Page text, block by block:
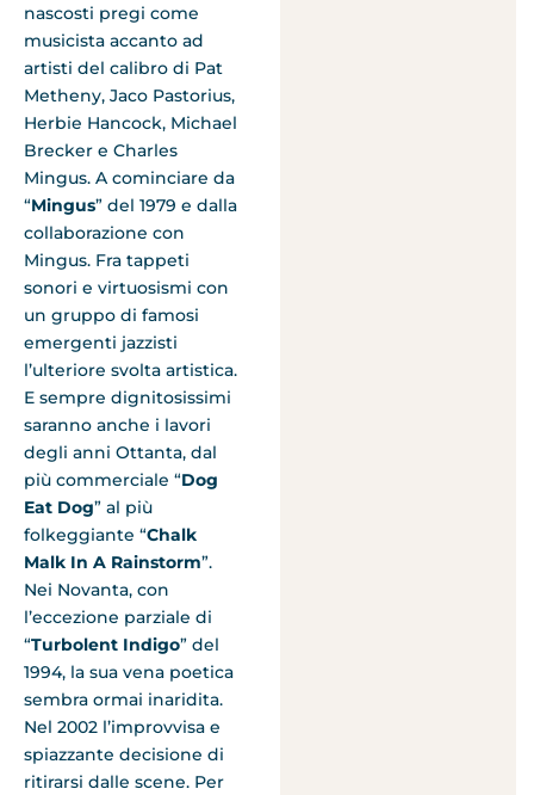
nascosti pregi come
musicista accanto ad
artisti del calibro di Pat
Metheny, Jaco Pastorius,
Herbie Hancock, Michael
Brecker e Charles
Mingus. A cominciare da
“Mingus” del 1979 e dalla
collaborazione con
Mingus. Fra tappeti
sonori e virtuosismi con
un gruppo di famosi
emergenti jazzisti
l’ulteriore svolta artistica.
E sempre dignitosissimi
saranno anche i lavori
degli anni Ottanta, dal
più commerciale “Dog
Eat Dog” al più
folkeggiante “Chalk
Malk In A Rainstorm”.
Nei Novanta, con
l’eccezione parziale di
“Turbolent Indigo” del
1994, la sua vena poetica
sembra ormai inaridita.
Nel 2002 l’improvvisa e
spiazzante decisione di
ritirarsi dalle scene. Per